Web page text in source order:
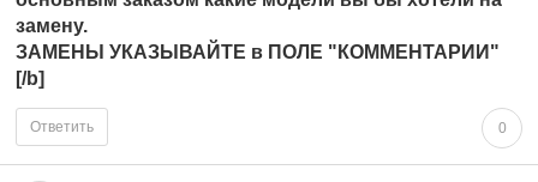
замену.
ЗАМЕНЫ УКАЗЫВАЙТЕ в ПОЛЕ "КОММЕНТАРИИ"
[/b]
0
Ответить